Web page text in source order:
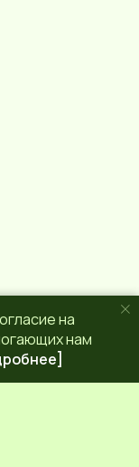
на
нам